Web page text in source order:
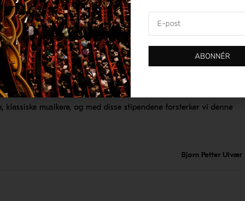
idé at de etablerte et utdanningsstipend som supplerer Ulla
stipendet, med et tilsvarende stipend på kr. 30.000, inkluderer
stipendet deles ut årlig under Ung Filharmoni-konserten, og
& Erling Christie Hjorts utdanningsstipend for unge strykere.
musikere, og med disse stipendene forsterker vi denne
Bjørn Petter Ulvær
ABONNÉR